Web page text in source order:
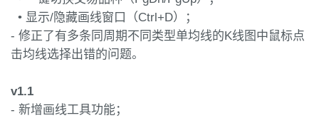
• 显示/隐藏画线窗口（Ctrl+D）；
- 修正了有多条同周期不同类型单均线的K线图中鼠标点
击均线选择出错的问题。
v1.1
- 新增画线工具功能；